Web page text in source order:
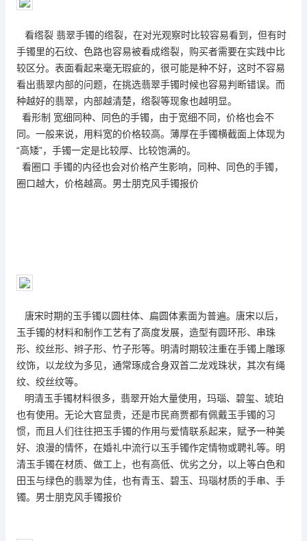
看绺裂 翡翠手镯的绺裂，在对光观察时比较容易看到，但有时
手镯里的石纹、色路也容易被看成绺裂，购买者需要在实践中比
较区分。表面看起来毫无瑕疵的，很可能是种不好，这时不容易
看出翡翠内部的问题，在挑选翡翠手镯时候也容易判断错误。而
种越好的翡翠，内部越清楚，绺裂等现象也越明显。
看形制 宽细同种、同色的手镯，由于宽细不同，价格也会不
同。一般来说，用料宽的价格较高。薄厚在手镯横截面上体现为
“高矮”，手镯一定是比较厚、比较饱满的。
看圈口 手镯的内径也会对价格产生影响，同种、同色的手镯，
圈口越大，价格越高。男士朋克风手镯报价
唐宋时期的玉手镯以圆柱体、扁圆体素面为普遍。唐宋以后，
玉手镯的材料和制作工艺有了高度发展，造型有圆环形、串珠
形、绞丝形、辫子形、竹子形等。明清时期较注重在手镯上雕琢
纹饰，以龙纹为多见，通常琢成合身双首二龙戏珠状，其次有绳
纹、绞丝纹等。
明清玉手镯材料很多，翡翠开始大量使用，玛瑙、碧玺、琥珀
也有使用。无论大官显贵，还是市民商贾都有佩戴玉手镯的习
惯，而且人们往往把玉手镯的作用与爱情联系起来，赋予一种美
好、浪漫的情怀，在婚礼中流行以玉手镯作定情物或聘礼等。明
清玉手镯在材质、做工上，也有高低、优劣之分，以上等白色和
田玉与绿色的翡翠为佳，也有青玉、碧玉、玛瑙材质的手串、手
镯。男士朋克风手镯报价